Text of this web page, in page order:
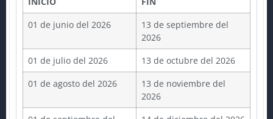
01 de junio del 2026
13 de septiembre del
2026
01 de julio del 2026
13 de octubre del 2026
01 de agosto del 2026
13 de noviembre del
2026